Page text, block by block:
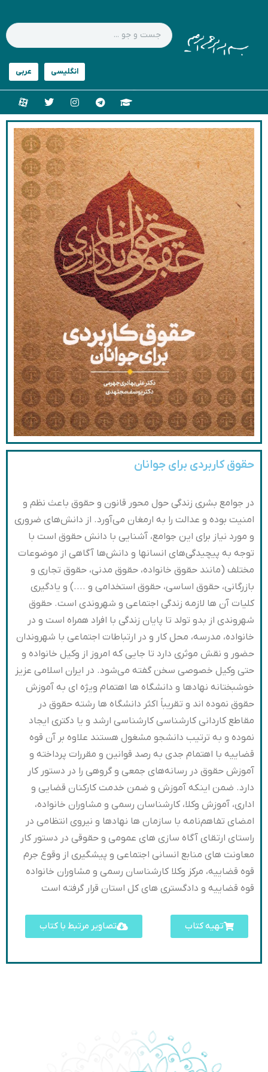
حقوق کاربردی برای جوانان
در جوامع بشری زندگی حول محور قانون و حقوق باعث نظم و
امنیت بوده و عدالت را به ارمغان می‌آورد. از دانش‌های ضروری
و مورد نیاز برای این جوامع، آشنایی با دانش حقوق است با
توجه به پیچیدگی‌های انسانها و دانش‌ها آگاهی از موضوعات
مختلف (مانند حقوق خانواده، حقوق مدنی، حقوق تجاری و
بازرگانی، حقوق اساسی، حقوق استخدامی و ....) و یادگیری
کلیات آن ها لازمه زندگی اجتماعی و شهروندی است. حقوق
شهروندی از بدو تولد تا پایان زندگی با افراد همراه است و در
خانواده، مدرسه، محل کار و در ارتباطات اجتماعی با شهروندان
حضور و نقش موثری دارد تا جایی که امروز از وکیل خانواده و
حتی وکیل خصوصی سخن گفته می‌شود. در ایران اسلامی عزیز
خوشبختانه نهادها و دانشگاه ها اهتمام ویژه ای به آموزش
حقوق نموده اند و تقریباً اکثر دانشگاه ها رشته حقوق در
مقاطع کاردانی کارشناسی کارشناسی ارشد و یا دکتری ایجاد
نموده و به ترتیب دانشجو مشغول هستند علاوه بر آن قوه
قضاییه با اهتمام جدی به رصد قوانین و مقررات پرداخته و
آموزش حقوق در رسانه‌های جمعی و گروهی را در دستور کار
دارد. ضمن اینکه آموزش و ضمن خدمت کارکنان قضایی و
اداری، آموزش وکلا، کارشناسان رسمی و مشاوران خانواده،
امضای تفاهم‌نامه با سازمان ها نهادها و نیروی انتظامی در
راستای ارتقای آگاه سازی های عمومی و حقوقی در دستور کار
معاونت های منابع انسانی اجتماعی و پیشگیری از وقوع جرم
قوه قضاییه، مرکز وکلا کارشناسان رسمی و مشاوران خانواده
قوه قضاییه و دادگستری های کل استان قرار گرفته است
تهیه کتاب تصاویر مرتبط با کتاب